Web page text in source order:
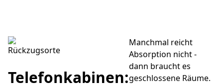
Rückzugsorte
Telefonkabinen:
Manchmal reicht
Absorption nicht -
dann braucht es
geschlossene Räume.